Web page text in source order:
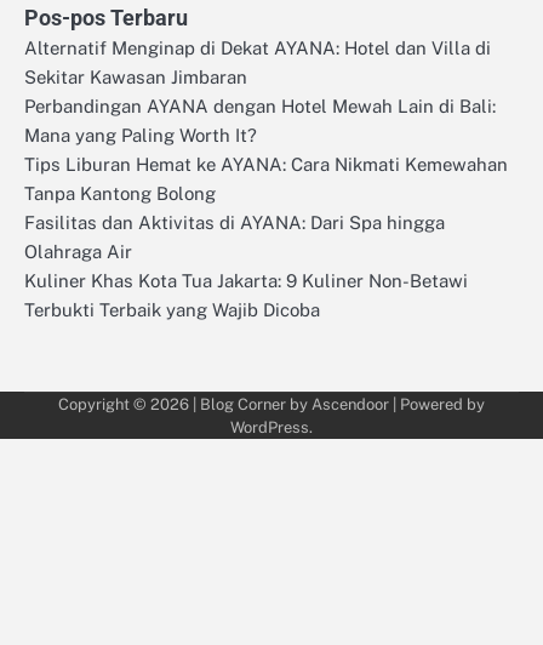
Pos-pos Terbaru
Alternatif Menginap di Dekat AYANA: Hotel dan Villa di
Sekitar Kawasan Jimbaran
Perbandingan AYANA dengan Hotel Mewah Lain di Bali:
Mana yang Paling Worth It?
Tips Liburan Hemat ke AYANA: Cara Nikmati Kemewahan
Tanpa Kantong Bolong
Fasilitas dan Aktivitas di AYANA: Dari Spa hingga
Olahraga Air
Kuliner Khas Kota Tua Jakarta: 9 Kuliner Non-Betawi
Terbukti Terbaik yang Wajib Dicoba
Copyright © 2026 | Blog Corner by Ascendoor | Powered by
WordPress.